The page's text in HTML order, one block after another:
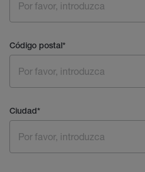
Código postal*
Ciudad*